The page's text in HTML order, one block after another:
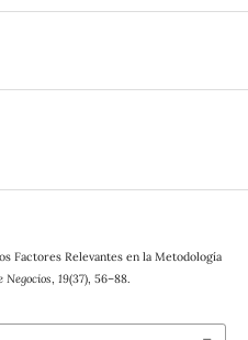
Factores Relevantes en la Metodología
Negocios, 19(37), 56–88.